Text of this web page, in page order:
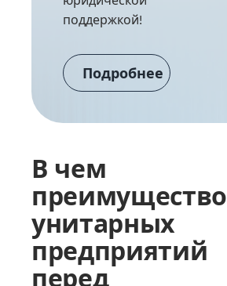
поддержкой!
Подробнее
В чем
преимущество
унитарных
предприятий
перед